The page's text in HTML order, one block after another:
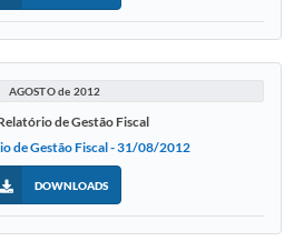
AGOSTO de 2012
de Gestão Fiscal
de Gestão Fiscal - 31/08/2012
DOWNLOADS